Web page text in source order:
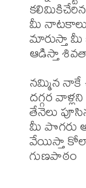
కలిమికిచేరిన
మీ
మారుస్తా
ఆడిస్తా
నమ్మిన నాకే
దగ్గర
తేనెలు
మీ పొగరు
వేయిస్తా
గుణపాఠం